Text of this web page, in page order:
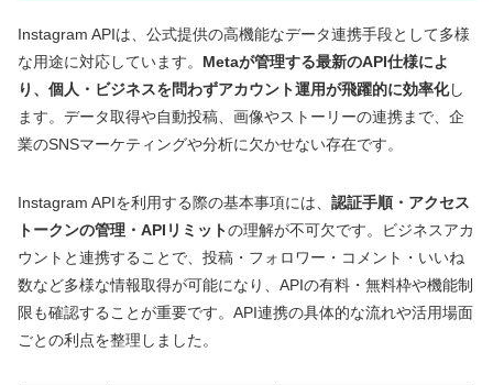
Instagram APIは、公式提供の高機能なデータ連携手段として多様
な用途に対応しています。 Metaが管理する最新のAPI仕様によ
り、個人・ビジネスを問わずアカウント運用が飛躍的に効率化し
ます。データ取得や自動投稿、画像やストーリーの連携まで、企
業のSNSマーケティングや分析に欠かせない存在です。
Instagram APIを利用する際の基本事項には、 認証手順・アクセス
トークンの管理・APIリミットの理解が不可欠です。ビジネスアカ
ウントと連携することで、投稿・フォロワー・コメント・いいね
数など多様な情報取得が可能になり、APIの有料・無料枠や機能制
限も確認することが重要です。API連携の具体的な流れや活用場面
ごとの利点を整理しました。